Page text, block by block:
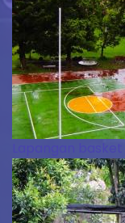
Lapangan basket